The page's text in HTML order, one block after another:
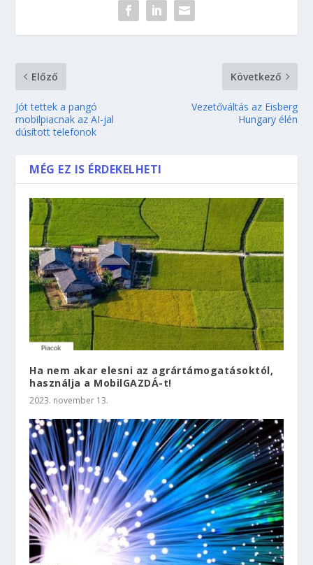
Előző
Jót tettek a pangó
mobilpiacnak az AI-jal
dúsított telefonok
Következő
Vezetőváltás az Eisberg
Hungary élén
MÉG EZ IS ÉRDEKELHETI
Ha nem akar elesni az agrártámogatásoktól,
használja a MobilGAZDÁ-t!
2023. november 13.